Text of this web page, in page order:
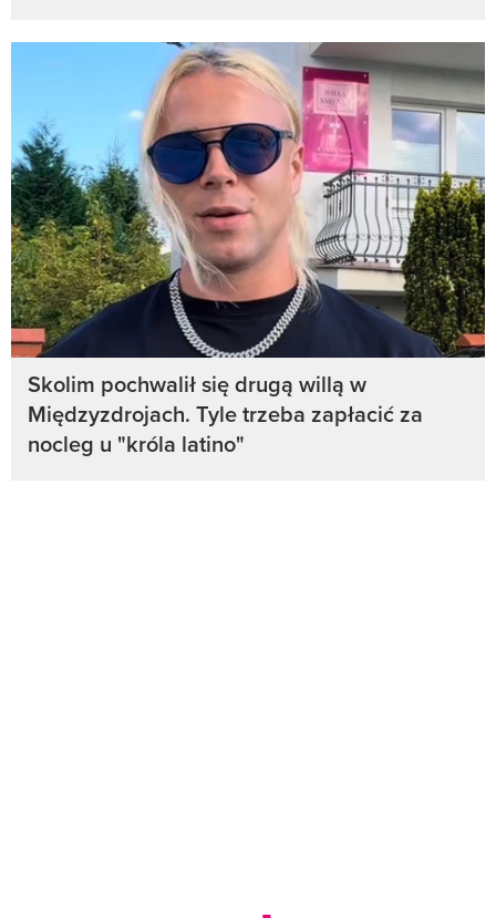
Skolim pochwalił się drugą willą w
Międzyzdrojach. Tyle trzeba zapłacić za
nocleg u "króla latino"